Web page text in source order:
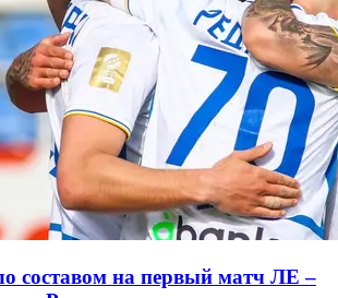
составом на первый матч ЛЕ –